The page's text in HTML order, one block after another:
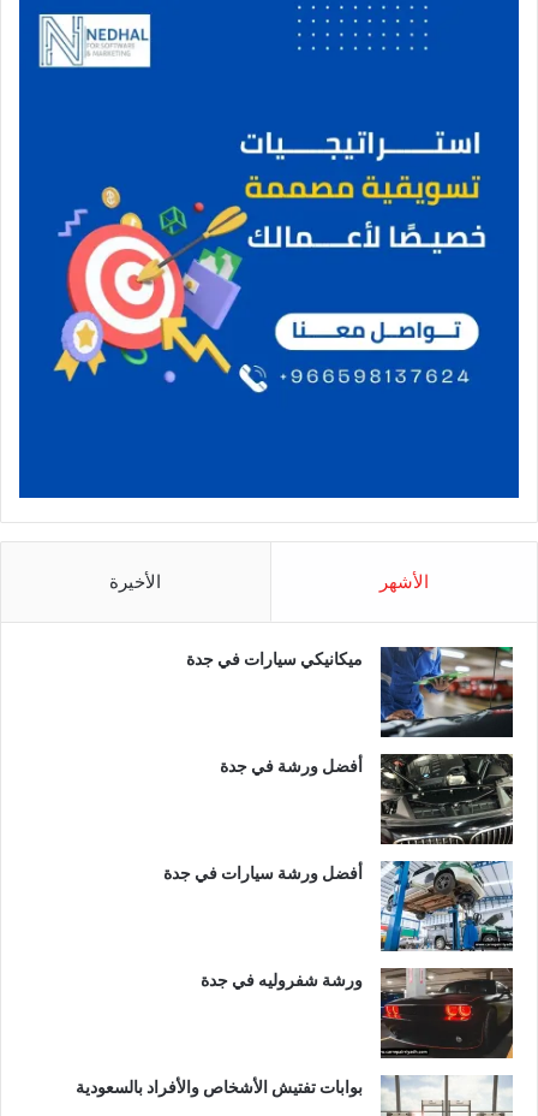
الأشهر الأخيرة
ميكانيكي سيارات في جدة
أفضل ورشة في جدة
أفضل ورشة سيارات في جدة
ورشة شفروليه في جدة
بوابات تفتيش الأشخاص والأفراد بالسعودية